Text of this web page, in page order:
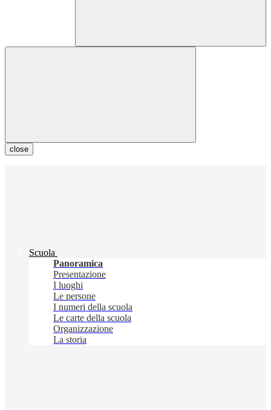
close
Scuola
Panoramica
Presentazione
I luoghi
Le persone
I numeri della scuola
Le carte della scuola
Organizzazione
La storia